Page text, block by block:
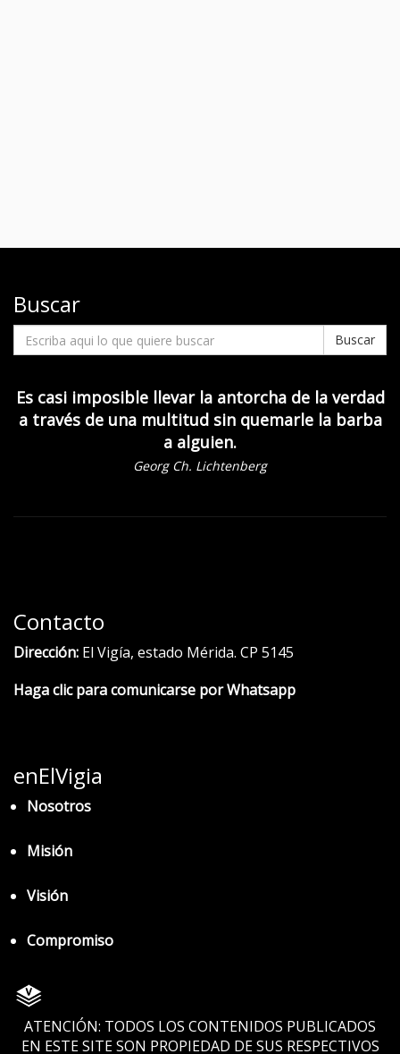
Buscar
Buscar
Es casi imposible llevar la antorcha de la verdad
a través de una multitud sin quemarle la barba
a alguien.
Georg Ch. Lichtenberg
Contacto
Dirección: El Vigía, estado Mérida. CP 5145
Haga clic para comunicarse por Whatsapp
enElVigia
Nosotros
Misión
Visión
Compromiso
ATENCIÓN: TODOS LOS CONTENIDOS PUBLICADOS
EN ESTE SITE SON PROPIEDAD DE SUS RESPECTIVOS